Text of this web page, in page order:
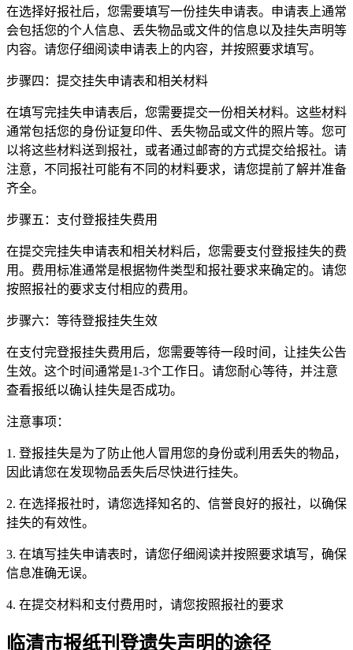
在选择好报社后，您需要填写一份挂失申请表。申请表上通常
会包括您的个人信息、丢失物品或文件的信息以及挂失声明等
内容。请您仔细阅读申请表上的内容，并按照要求填写。
步骤四：提交挂失申请表和相关材料
在填写完挂失申请表后，您需要提交一份相关材料。这些材料
通常包括您的身份证复印件、丢失物品或文件的照片等。您可
以将这些材料送到报社，或者通过邮寄的方式提交给报社。请
注意，不同报社可能有不同的材料要求，请您提前了解并准备
齐全。
步骤五：支付登报挂失费用
在提交完挂失申请表和相关材料后，您需要支付登报挂失的费
用。费用标准通常是根据物件类型和报社要求来确定的。请您
按照报社的要求支付相应的费用。
步骤六：等待登报挂失生效
在支付完登报挂失费用后，您需要等待一段时间，让挂失公告
生效。这个时间通常是1-3个工作日。请您耐心等待，并注意
查看报纸以确认挂失是否成功。
注意事项：
1. 登报挂失是为了防止他人冒用您的身份或利用丢失的物品，
因此请您在发现物品丢失后尽快进行挂失。
2. 在选择报社时，请您选择知名的、信誉良好的报社，以确保
挂失的有效性。
3. 在填写挂失申请表时，请您仔细阅读并按照要求填写，确保
信息准确无误。
4. 在提交材料和支付费用时，请您按照报社的要求
临清市报纸刊登遗失声明的途径